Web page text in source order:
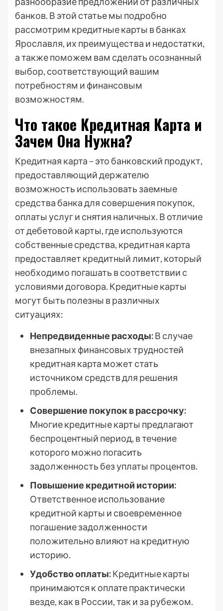
банков. В этой статье мы подробно
рассмотрим кредитные карты в банках
Ярославля, их преимущества и недостатки,
а также поможем вам сделать осознанный
выбор, соответствующий вашим
потребностям и финансовым
возможностям.
Что такое Кредитная Карта и
Зачем Она Нужна?
Кредитная карта – это банковский продукт,
предоставляющий держателю
возможность использовать заемные
средства банка для совершения покупок,
оплаты услуг и снятия наличных. В отличие
от дебетовой карты, где используются
собственные средства, кредитная карта
предоставляет кредитный лимит, который
необходимо погашать в соответствии с
условиями договора. Кредитные карты
могут быть полезны в различных
ситуациях:
Непредвиденные расходы:В случае
внезапных финансовых трудностей
кредитная карта может стать
источником средств для решения
проблемы.
Совершение покупок в рассрочку:
Многие кредитные карты предлагают
беспроцентный период, в течение
которого можно погасить
задолженность без уплаты процентов.
Повышение кредитной истории:
Ответственное использование
кредитной карты и своевременное
погашение задолженности
положительно влияют на кредитную
историю.
Удобство оплаты:Кредитные карты
принимаются к оплате практически
везде, как в России, так и за рубежом.